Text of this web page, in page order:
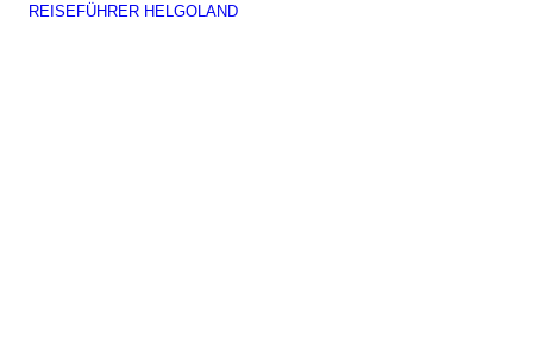
REISEFÜHRER HELGOLAND